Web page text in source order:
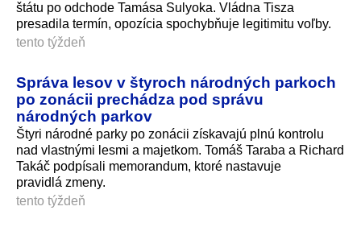
štátu po odchode Tamása Sulyoka. Vládna Tisza
presadila termín, opozícia spochybňuje legitimitu voľby.
tento týždeň
Správa lesov v štyroch národných parkoch
po zonácii prechádza pod správu
národných parkov
Štyri národné parky po zonácii získavajú plnú kontrolu
nad vlastnými lesmi a majetkom. Tomáš Taraba a Richard
Takáč podpísali memorandum, ktoré nastavuje
pravidlá zmeny.
tento týždeň